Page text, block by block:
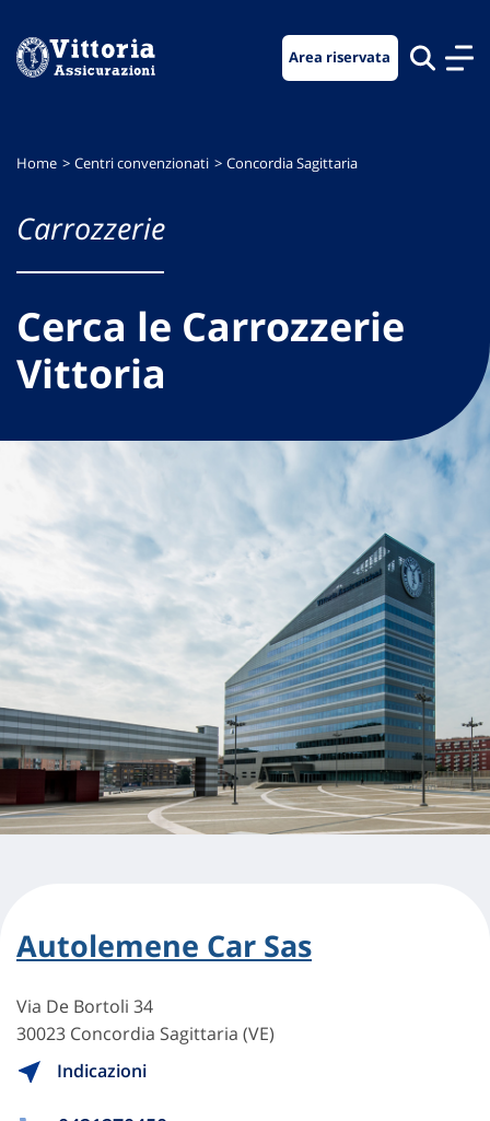
menu
contenuto
footer
Area riservata
Home Centri convenzionati Concordia Sagittaria
Carrozzerie
Cerca le Carrozzerie
Vittoria
Autolemene Car Sas
Via De Bortoli 34
30023 Concordia Sagittaria (VE)
Indicazioni